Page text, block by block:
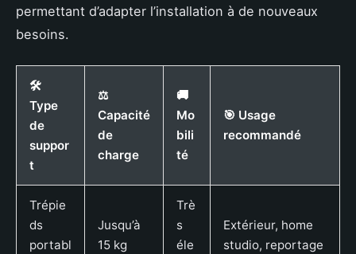
permettant d’adapter l’installation à de nouveaux
besoins.
🛠️
Type
de
suppor
t
⚖️
Capacité
de
charge
🚚
Mo
bili
té
🎯 Usage
recommandé
Trépie
ds
portabl
Jusqu’à
15 kg
Trè
s
éle
Extérieur, home
studio, reportage